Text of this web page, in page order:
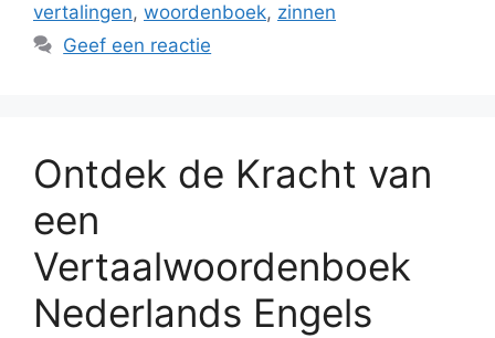
vertalingen, woordenboek, zinnen
Geef een reactie
Ontdek de Kracht van
een
Vertaalwoordenboek
Nederlands Engels